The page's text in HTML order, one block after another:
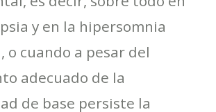
y en la hipersomnia
o cuando a pesar del
adecuado de la
de base persiste la